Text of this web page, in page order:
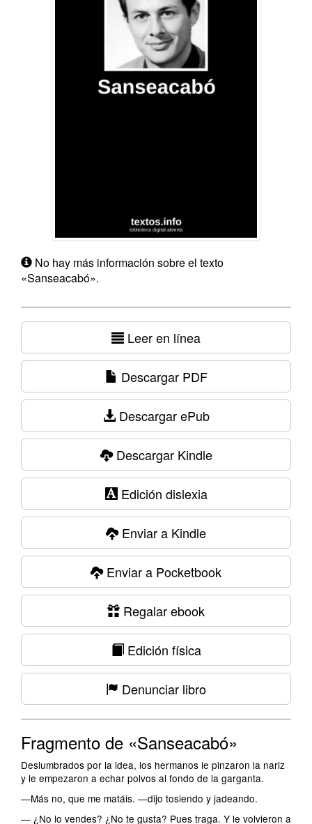
No hay más información sobre el texto
«Sanseacabó».
Leer en línea
Descargar PDF
Descargar ePub
Descargar Kindle
Edición dislexia
Enviar a Kindle
Enviar a Pocketbook
Regalar ebook
Edición física
Denunciar libro
Fragmento de «Sanseacabó»
Deslumbrados por la idea, los hermanos le pinzaron la nariz
y le empezaron a echar polvos al fondo de la garganta.
—Más no, que me matáis. —dijo tosiendo y jadeando.
— ¿No lo vendes? ¿No te gusta? Pues traga. Y le volvieron a